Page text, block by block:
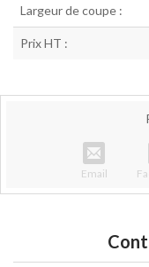
Largeur de coupe :
Prix HT :
Email